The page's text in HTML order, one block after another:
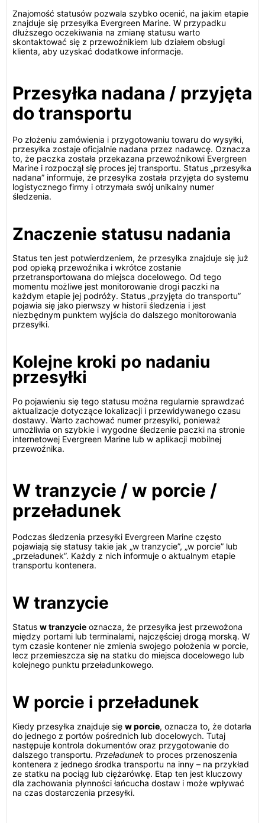
Znajomość statusów pozwala szybko ocenić, na jakim etapie
znajduje się przesyłka Evergreen Marine. W przypadku
dłuższego oczekiwania na zmianę statusu warto
skontaktować się z przewoźnikiem lub działem obsługi
klienta, aby uzyskać dodatkowe informacje.
Przesyłka nadana / przyjęta
do transportu
Po złożeniu zamówienia i przygotowaniu towaru do wysyłki,
przesyłka zostaje oficjalnie nadana przez nadawcę. Oznacza
to, że paczka została przekazana przewoźnikowi Evergreen
Marine i rozpoczął się proces jej transportu. Status „przesyłka
nadana” informuje, że przesyłka została przyjęta do systemu
logistycznego firmy i otrzymała swój unikalny numer
śledzenia.
Znaczenie statusu nadania
Status ten jest potwierdzeniem, że przesyłka znajduje się już
pod opieką przewoźnika i wkrótce zostanie
przetransportowana do miejsca docelowego. Od tego
momentu możliwe jest monitorowanie drogi paczki na
każdym etapie jej podróży. Status „przyjęta do transportu”
pojawia się jako pierwszy w historii śledzenia i jest
niezbędnym punktem wyjścia do dalszego monitorowania
przesyłki.
Kolejne kroki po nadaniu
przesyłki
Po pojawieniu się tego statusu można regularnie sprawdzać
aktualizacje dotyczące lokalizacji i przewidywanego czasu
dostawy. Warto zachować numer przesyłki, ponieważ
umożliwia on szybkie i wygodne śledzenie paczki na stronie
internetowej Evergreen Marine lub w aplikacji mobilnej
przewoźnika.
W tranzycie / w porcie /
przeładunek
Podczas śledzenia przesyłki Evergreen Marine często
pojawiają się statusy takie jak „w tranzycie”, „w porcie” lub
„przeładunek”. Każdy z nich informuje o aktualnym etapie
transportu kontenera.
W tranzycie
Status w tranzycie oznacza, że przesyłka jest przewożona
między portami lub terminalami, najczęściej drogą morską. W
tym czasie kontener nie zmienia swojego położenia w porcie,
lecz przemieszcza się na statku do miejsca docelowego lub
kolejnego punktu przeładunkowego.
W porcie i przeładunek
Kiedy przesyłka znajduje się w porcie, oznacza to, że dotarła
do jednego z portów pośrednich lub docelowych. Tutaj
następuje kontrola dokumentów oraz przygotowanie do
dalszego transportu. Przeładunek to proces przenoszenia
kontenera z jednego środka transportu na inny – na przykład
ze statku na pociąg lub ciężarówkę. Etap ten jest kluczowy
dla zachowania płynności łańcucha dostaw i może wpływać
na czas dostarczenia przesyłki.